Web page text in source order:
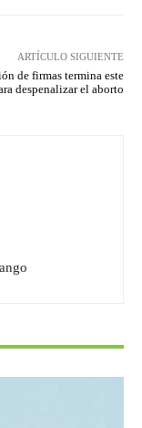
ARTÍCULO SIGUIENTE
de firmas termina este
despenalizar el aborto